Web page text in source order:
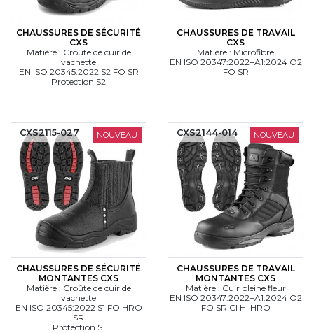
CHAUSSURES DE SÉCURITÉ
CXS
Matière : Croûte de cuir de
vachette
EN ISO 20345:2022 S2 FO SR
Protection S2
CHAUSSURES DE TRAVAIL
CXS
Matière : Microfibre
EN ISO 20347:2022+A1:2024 O2
FO SR
NOUVEAU
CHAUSSURES DE SÉCURITÉ
MONTANTES CXS
Matière : Croûte de cuir de
vachette
EN ISO 20345:2022 S1 FO HRO
SR
Protection S1
CXS2115-027 NOUVEAU
CHAUSSURES DE TRAVAIL
MONTANTES CXS
Matière : Cuir pleine fleur
EN ISO 20347:2022+A1:2024 O2
FO SR CI HI HRO
CXS2144-014